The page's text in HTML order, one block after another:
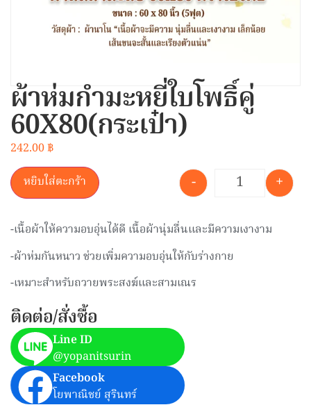
ผ้าห่มกำมะหยี่ใบโพธิ์คู่
60X80(กระเป๋า)
242.00฿
- +
หยิบใส่ตะกร้า
-เนื้อผ้าให้ความอบอุ่นได้ดี เนื้อผ้านุ่มลื่นและมีความเงางาม
-ผ้าห่มกันหนาว ช่วยเพิ่มความอบอุ่นให้กับร่างกาย
-เหมาะสำหรับถวายพระสงฆ์และสามเณร
ติดต่อ/สั่งซื้อ
Line ID
@yopanitsurin
Facebook
โยพาณิชย์ สุรินทร์